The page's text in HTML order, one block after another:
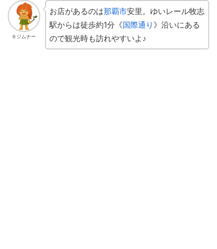
キジムナー
お店があるのは那覇市安里。ゆいレール牧志
駅からは徒歩約1分《国際通り 》沿いにある
ので観光時も訪れやすいよ♪